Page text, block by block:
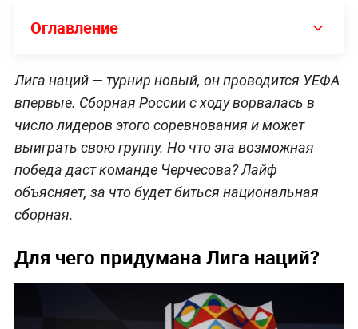
Оглавление
Лига наций — турнир новый, он проводится УЕФА
впервые. Сборная России с ходу ворвалась в
число лидеров этого соревнования и может
выиграть свою группу. Но что эта возможная
победа даст команде Черчесова? Лайф
объясняет, за что будет биться национальная
сборная.
Для чего придумана Лига наций?